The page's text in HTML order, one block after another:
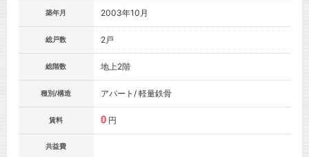
築年月 2003年10月
総戸数 2戸
総階数 地上2階
種別/構造 アパート/ 軽量鉄骨
賃料 0 円
共益費